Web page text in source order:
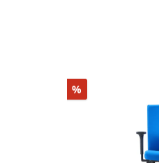
%